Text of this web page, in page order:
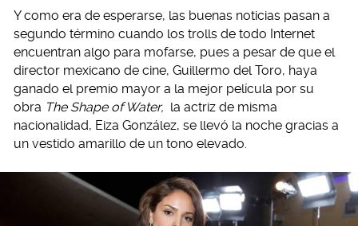
Y como era de esperarse, las buenas noticias pasan a
segundo término cuando los trolls de todo Internet
encuentran algo para mofarse, pues a pesar de que el
director mexicano de cine, Guillermo del Toro, haya
ganado el premio mayor a la mejor película por su
obra The Shape of Water, la actriz de misma
nacionalidad, Eiza González, se llevó la noche gracias a
un vestido amarillo de un tono elevado.